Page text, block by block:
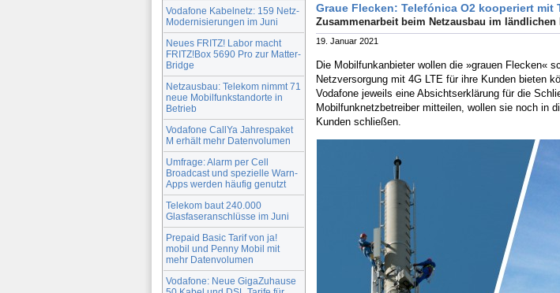
Vodafone Kabelnetz: 159 Netz-
Modernisierungen im Juni
Neues FRITZ! Labor macht
FRITZ!Box 5690 Pro zur Matter-
Bridge
Netzausbau: Telekom nimmt 71
neue Mobilfunkstandorte in
Betrieb
Vodafone CallYa Jahrespaket
M erhält mehr Datenvolumen
Umfrage: Alarm per Cell
Broadcast und spezielle Warn-
Apps werden häufig genutzt
Telekom baut 240.000
Glasfaseranschlüsse im Juni
Prepaid Basic Tarif von ja!
mobil und Penny Mobil mit
mehr Datenvolumen
Vodafone: Neue GigaZuhause
Graue Flecken: Telefónica O2 kooperiert mit
Zusammenarbeit beim Netzausbau im ländlichen
19. Januar 2021
Die Mobilfunkanbieter wollen die »grauen Flecken«
Netzversorgung mit 4G LTE für ihre Kunden bieten
Vodafone jeweils eine Absichtserklärung für die
Mobilfunknetzbetreiber mitteilen, wollen sie noch in
Kunden schließen.